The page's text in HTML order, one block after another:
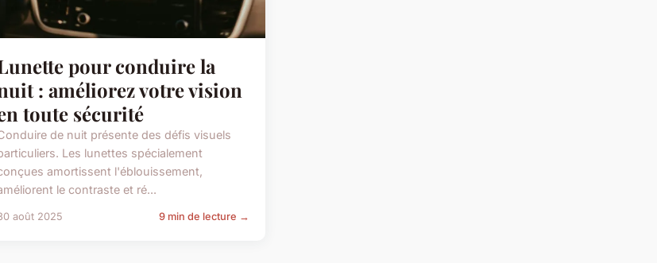
pour conduire la
: améliorez votre vision
toute sécurité
de nuit présente des défis visuels
Les lunettes spécialement
amortissent l'éblouissement,
le contraste et ré...
août 2025 9 min de lecture →